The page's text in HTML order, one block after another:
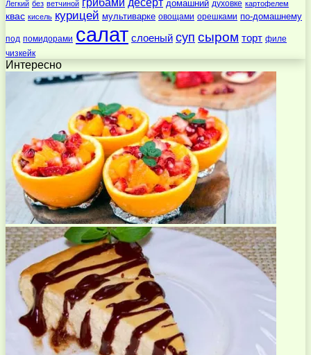
Легкий без ветчиной грибами домашний духовке картофелем
квас кисель курицей мультиварке овощами орешками по-домашнему
под помидорами салат слоеный суп сыром торт филе
чизкейк
Интересно